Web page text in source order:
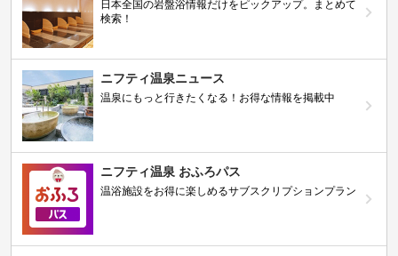
日本全国の岩盤浴情報だけをピックアップ。まとめて
検索！
ニフティ温泉ニュース
温泉にもっと行きたくなる！お得な情報を掲載中
ニフティ温泉 おふろパス
温浴施設をお得に楽しめるサブスクリプションプラン